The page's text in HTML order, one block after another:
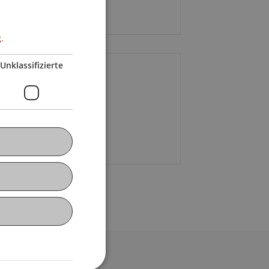
Eckert
+43 699 19 46 20 01
Unklassifizierte